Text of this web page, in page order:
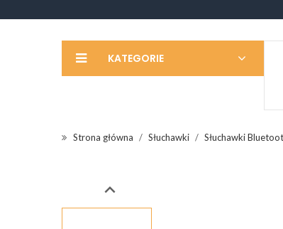
KATEGORIE
Strona główna Słuchawki Słuchawki
